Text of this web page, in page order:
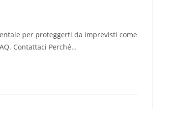
per proteggerti da imprevisti come
Contattaci Perché…